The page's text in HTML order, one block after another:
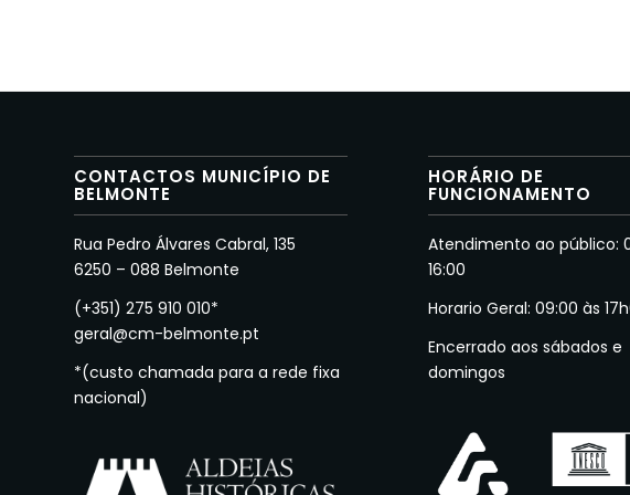
CONTACTOS MUNICÍPIO DE
BELMONTE
Rua Pedro Álvares Cabral, 135
6250 – 088 Belmonte
(+351) 275 910 010*
geral@cm-belmonte.pt
*(custo chamada para a rede fixa
nacional)
HORÁRIO DE
FUNCIONAMENTO
Atendimento ao público:
16:00
Horario Geral: 09:00 às
Encerrado aos sábados e
domingos